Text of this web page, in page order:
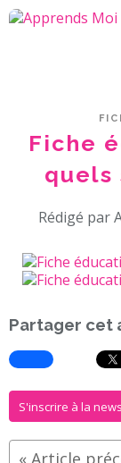
Fiche
quels
Rédigé par
Partager cet
S'inscrire à la